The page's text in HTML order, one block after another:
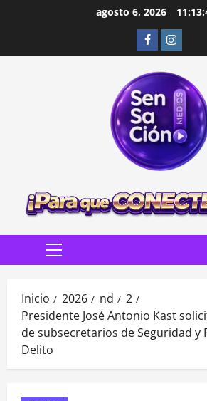
agosto 6, 2026
Facebook
Menú
Inicio 2026 nd
2
Presidente José Antonio Kast
de subsecretarios de Seguridad y
Delito